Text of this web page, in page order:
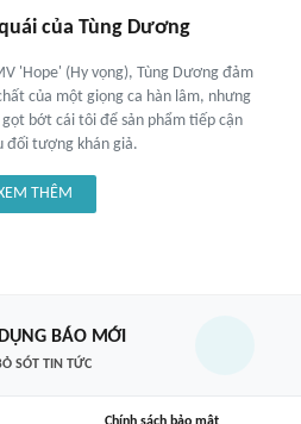
của Tùng Dương
'Hope' (Hy vọng), Tùng Dương đảm
của một giọng ca hàn lâm, nhưng
gọt bớt cái tôi để sản phẩm tiếp cận
đối tượng khán giả.
THÊM
BÁO MỚI
SÓT TIN TỨC